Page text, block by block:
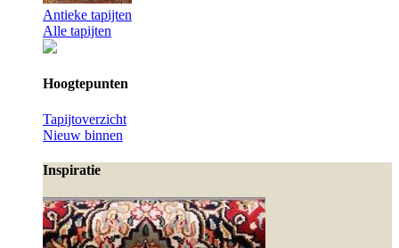
Antieke tapijten
Alle tapijten
Hoogtepunten
Tapijtoverzicht
Nieuw binnen
Inspiratie